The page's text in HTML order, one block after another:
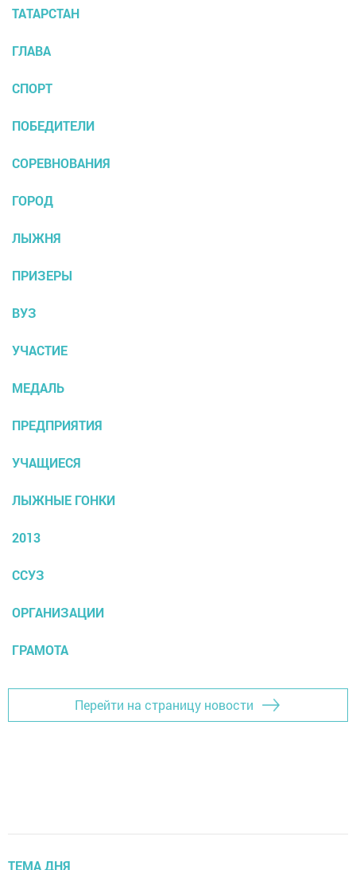
ТАТАРСТАН
ГЛАВА
СПОРТ
ПОБЕДИТЕЛИ
СОРЕВНОВАНИЯ
ГОРОД
ЛЫЖНЯ
ПРИЗЕРЫ
ВУЗ
УЧАСТИЕ
МЕДАЛЬ
ПРЕДПРИЯТИЯ
УЧАЩИЕСЯ
ЛЫЖНЫЕ ГОНКИ
2013
ССУЗ
ОРГАНИЗАЦИИ
ГРАМОТА
Перейти на страницу новости
ТЕМА ДНЯ